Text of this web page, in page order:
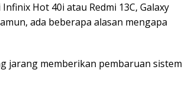
Hot 40i atau Redmi 13C, Galaxy
ada beberapa alasan mengapa
jarang memberikan pembaruan sistem